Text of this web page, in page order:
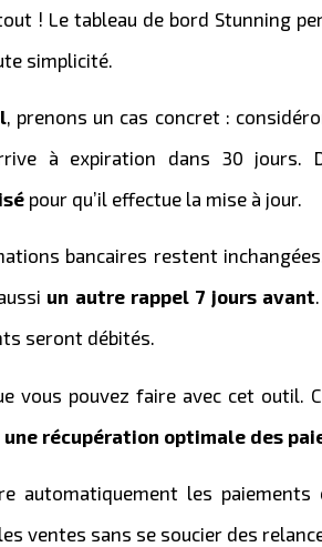
! Le tableau de bord Stunning
simplicité.
, prenons un cas concret :
à expiration dans 30 jours.
pour qu’il effectue la mise à jour.
bancaires restent
un autre rappel 7 jours avant
seront débités.
vous pouvez faire avec cet outil.
une récupération optimale des
automatiquement les
ventes sans se soucier des